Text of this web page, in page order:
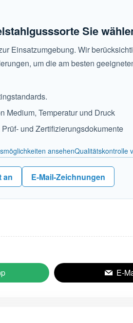
Sie
Einsatzumgebung. Wir
um die am besten
Medium, Temperatur und Druck
und Zertifizierungsdokumente
ansehenQualitätskontrolle
an E-Mail-Zeichnungen
E-